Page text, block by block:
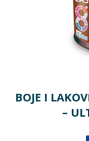
BOJE I
–